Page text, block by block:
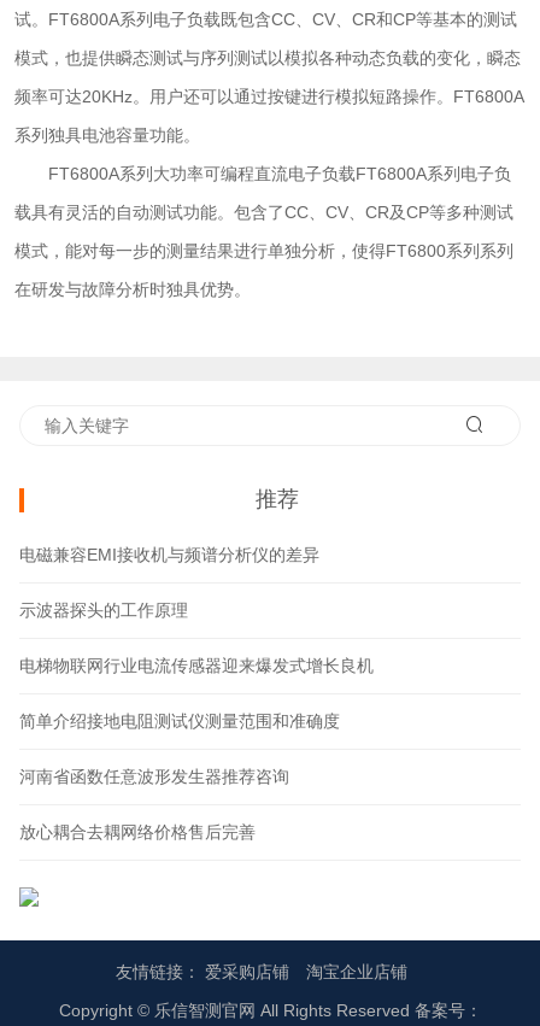
试。FT6800A系列电子负载既包含CC、CV、CR和CP等基本的测试
模式，也提供瞬态测试与序列测试以模拟各种动态负载的变化，瞬态
频率可达20KHz。用户还可以通过按键进行模拟短路操作。FT6800A
系列独具电池容量功能。
FT6800A系列大功率可编程直流电子负载FT6800A系列电子负
载具有灵活的自动测试功能。包含了CC、CV、CR及CP等多种测试
模式，能对每一步的测量结果进行单独分析，使得FT6800系列系列
在研发与故障分析时独具优势。
推荐
电磁兼容EMI接收机与频谱分析仪的差异
示波器探头的工作原理
电梯物联网行业电流传感器迎来爆发式增长良机
简单介绍接地电阻测试仪测量范围和准确度
河南省函数任意波形发生器推荐咨询
放心耦合去耦网络价格售后完善
友情链接： 爱采购店铺
淘宝企业店铺
Copyright © 乐信智测官网 All Rights Reserved 备案号：